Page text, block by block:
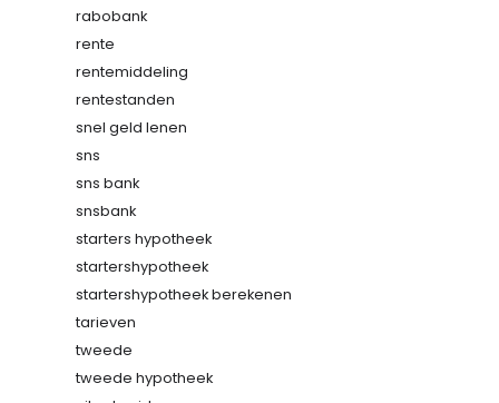
rabobank
rente
rentemiddeling
rentestanden
snel geld lenen
sns
sns bank
snsbank
starters hypotheek
startershypotheek
startershypotheek berekenen
tarieven
tweede
tweede hypotheek